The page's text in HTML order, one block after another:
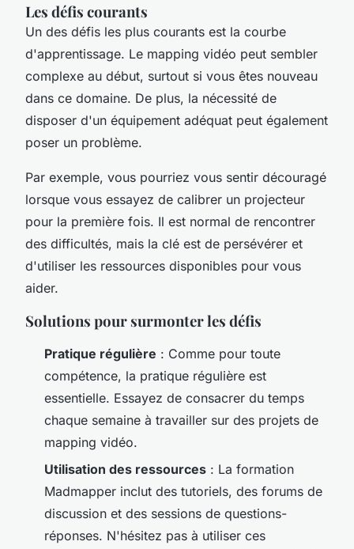
Les défis courants
Un des défis les plus courants est la courbe
d'apprentissage. Le mapping vidéo peut sembler
complexe au début, surtout si vous êtes nouveau
dans ce domaine. De plus, la nécessité de
disposer d'un équipement adéquat peut également
poser un problème.
Par exemple, vous pourriez vous sentir découragé
lorsque vous essayez de calibrer un projecteur
pour la première fois. Il est normal de rencontrer
des difficultés, mais la clé est de persévérer et
d'utiliser les ressources disponibles pour vous
aider.
Solutions pour surmonter les défis
Pratique régulière : Comme pour toute
compétence, la pratique régulière est
essentielle. Essayez de consacrer du temps
chaque semaine à travailler sur des projets de
mapping vidéo.
Utilisation des ressources : La formation
Madmapper inclut des tutoriels, des forums de
discussion et des sessions de questions-
réponses. N'hésitez pas à utiliser ces